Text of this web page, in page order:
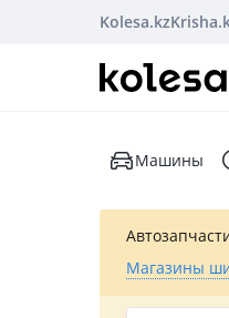
Kolesa.kz
Машины
Магазины